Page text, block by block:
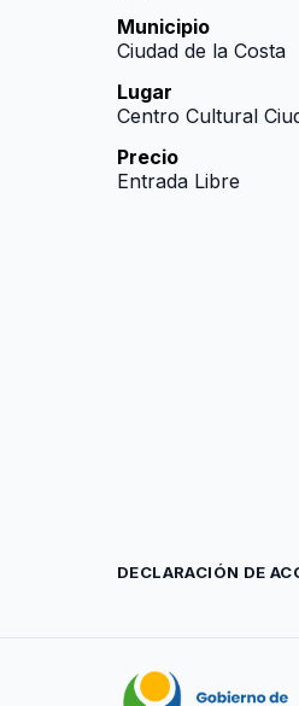
Municipio
Ciudad de la Costa
Lugar
Centro Cultural
Precio
Entrada Libre
DECLARACIÓN DE